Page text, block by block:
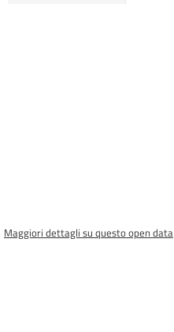
Maggiori dettagli su questo open data